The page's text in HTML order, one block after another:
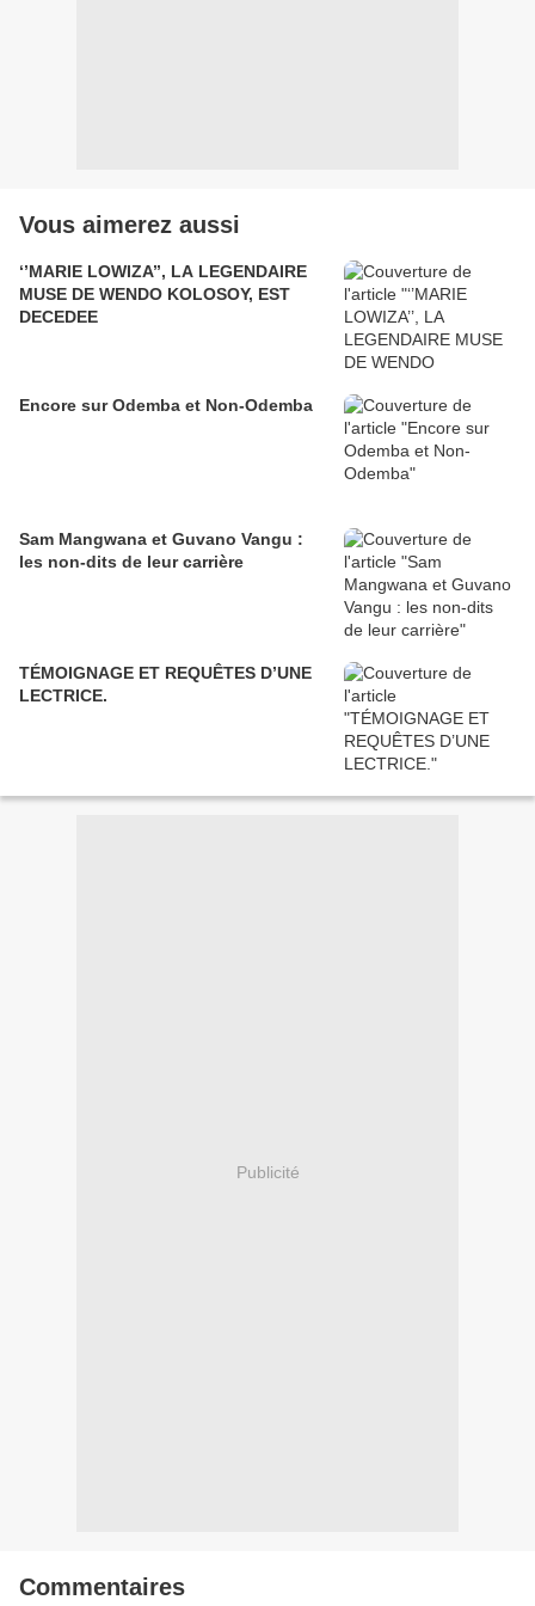
Vous aimerez aussi
‘’MARIE LOWIZA’’, LA LEGENDAIRE
MUSE DE WENDO KOLOSOY, EST
DECEDEE
Encore sur Odemba et Non-Odemba
Sam Mangwana et Guvano Vangu :
les non-dits de leur carrière
TÉMOIGNAGE ET REQUÊTES D’UNE
LECTRICE.
Publicité
Commentaires